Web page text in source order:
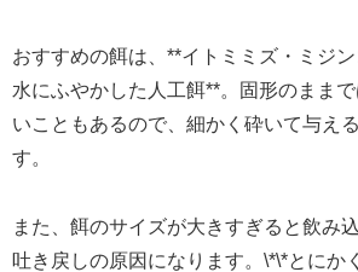
おすすめの餌は、**イトミミズ・ミジン
水にふやかした人工餌**。固形のまま
いこともあるので、細かく砕いて与え
す。
また、餌のサイズが大きすぎると飲み
吐き戻しの原因になります。\*\*とにか